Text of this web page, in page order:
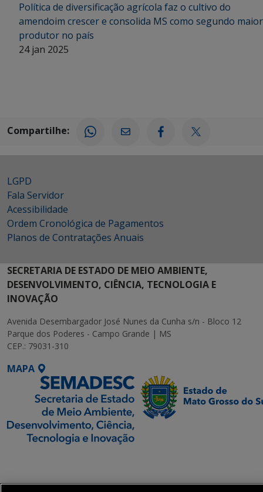
Política de diversificação agrícola faz o cultivo do
amendoim crescer e consolida MS como segundo maior
produtor no país
24 jan 2025
Compartilhe:
LGPD
Fala Servidor
Acessibilidade
Ordem Cronológica de Pagamentos
Planos de Contratações Anuais
SECRETARIA DE ESTADO DE MEIO AMBIENTE,
DESENVOLVIMENTO, CIÊNCIA, TECNOLOGIA E
INOVAÇÃO
Avenida Desembargador José Nunes da Cunha s/n - Bloco 12
Parque dos Poderes - Campo Grande | MS
CEP.: 79031-310
MAPA
Transformação Digital